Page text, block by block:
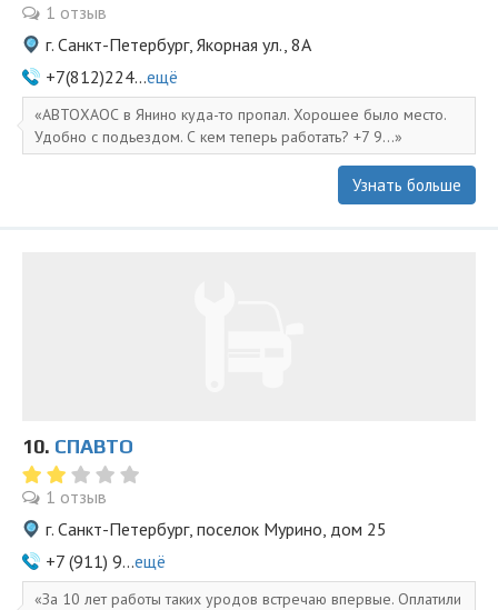
1 отзыв
г. Санкт-Петербург, Якорная ул., 8А
+7(812)224...ещё
АВТОХАОС в Янино куда-то пропал. Хорошее было место.
Удобно с подьездом. С кем теперь работать? +7 9...
Узнать больше
10. СПАВТО
1 отзыв
г. Санкт-Петербург, поселок Мурино, дом 25
+7 (911) 9...ещё
За 10 лет работы таких уродов встречаю впервые. Оплатили